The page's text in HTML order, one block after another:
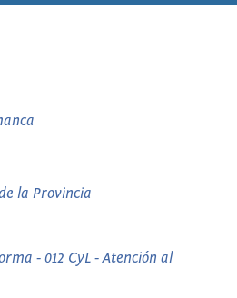
la Provincia
- 012 CyL - Atención al